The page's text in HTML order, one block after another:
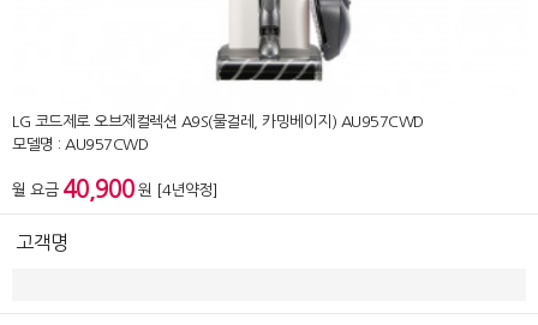
LG 코드제로 오브제컬렉션 A9S(물걸레, 카밍베이지) AU957CWD
모델명 : AU957CWD
월 요금 40,900 원 [4년약정]
고객명